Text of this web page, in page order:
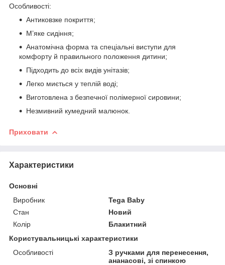
Особливості:
Антиковзке покриття;
М’яке сидіння;
Анатомічна форма та спеціальні виступи для
комфорту й правильного положення дитини;
Підходить до всіх видів унітазів;
Легко миється у теплій воді;
Виготовлена з безпечної полімерної сировини;
Незмивний кумедний малюнок.
Приховати
Характеристики
Основні
Виробник
Tega Baby
Стан
Новий
Колір
Блакитний
Користувальницькі характеристики
Особливості
З ручками для перенесення,
ананасові, зі спинкою